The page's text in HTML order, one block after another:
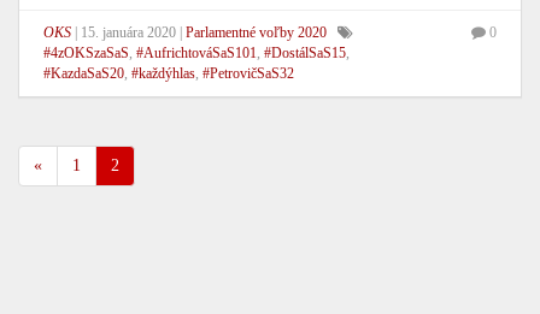
OKS 15. januára 2020 Parlamentné voľby 2020
#4zOKSzaSaS, #AufrichtováSaS101, #DostálSaS15,
#KazdaSaS20, #každýhlas, #PetrovičSaS32
0
« 1 2